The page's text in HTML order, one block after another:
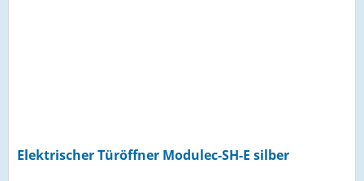
Elektrischer Türöffner Modulec-SH-E silber